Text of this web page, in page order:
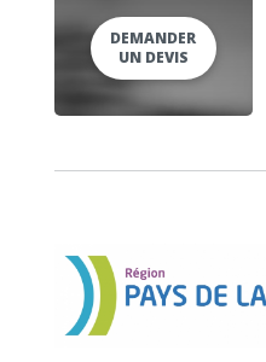
DEMANDER
UN DEVIS